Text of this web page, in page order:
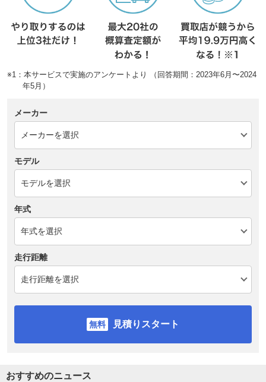
※1：本サービスで実施のアンケートより （回答期間：2023年6月〜2024
年5月）
メーカー
モデル
年式
走行距離
見積りスタート
おすすめのニュース